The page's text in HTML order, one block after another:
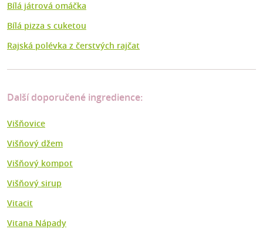
Bílá játrová omáčka
Bílá pizza s cuketou
Rajská polévka z čerstvých rajčat
Další doporučené ingredience:
Višňovice
Višňový džem
Višňový kompot
Višňový sirup
Vitacit
Vitana Nápady